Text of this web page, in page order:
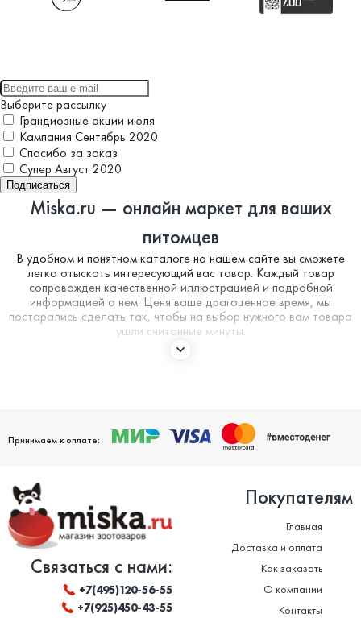
Выберите рассылку
Грандиозные акции июля
Кампания Сентябрь 2020
Спасибо за заказ
Супер Август 2020
Подписаться
Miska.ru — онлайн маркет для ваших
питомцев
В удобном и понятном каталоге на нашем сайте вы сможете
легко отыскать интересующий вас товар. Каждый товар
сопровожден качественной иллюстрацией и подробной
информацией о нем. Ценя ваше драгоценное время, мы
постарались сделать так, чтобы на выбор нужного вам товара
ушли считанные минуты.
и ветеринарные препараты. Вся продукция, представленная в
нашем магазине, сертифицирована и соответствует высоким
стандартам качества.
Принимаем к оплате:
Связаться с нами:
+7(495)120-56-55
+7(925)450-43-55
Покупателям
Главная
Доставка и оплата
Как заказать
О компании
Контакты